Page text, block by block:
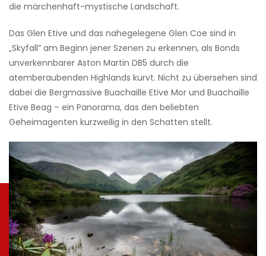
die märchenhaft-mystische Landschaft.
Das Glen Etive und das nahegelegene Glen Coe sind in
„Skyfall” am Beginn jener Szenen zu erkennen, als Bonds
unverkennbarer Aston Martin DB5 durch die
atemberaubenden Highlands kurvt. Nicht zu übersehen sind
dabei die Bergmassive Buachaille Etive Mor und Buachaille
Etive Beag – ein Panorama, das den beliebten
Geheimagenten kurzweilig in den Schatten stellt.